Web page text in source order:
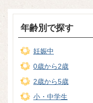
年齢別で探す
妊娠中
0歳から2歳
2歳から5歳
小・中学生